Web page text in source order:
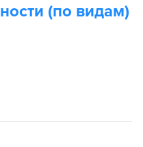
(по видам)